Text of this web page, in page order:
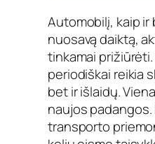
Automobilį, kaip ir
nuosavą daiktą,
tinkamai
periodiškai reikia
bet ir išlaidų.
naujos padangos.
transporto